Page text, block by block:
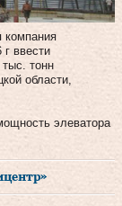
компания
г ввести
тонн
области,
элеватора